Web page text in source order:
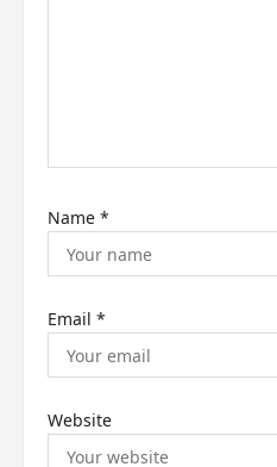
n
Name *
Email *
Website